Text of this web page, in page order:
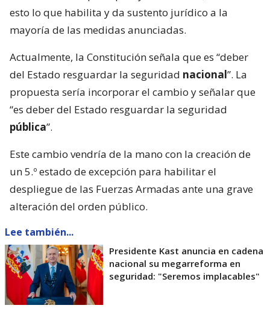
esto lo que habilita y da sustento jurídico a la
mayoría de las medidas anunciadas.
Actualmente, la Constitución señala que es “deber
del Estado resguardar la seguridad nacional”. La
propuesta sería incorporar el cambio y señalar que
“es deber del Estado resguardar la seguridad
pública”.
Este cambio vendría de la mano con la creación de
un 5.º estado de excepción para habilitar el
despliegue de las Fuerzas Armadas ante una grave
alteración del orden público.
Lee también...
Presidente Kast anuncia en cadena
nacional su megarreforma en
seguridad: "Seremos implacables"